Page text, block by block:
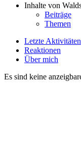
Inhalte von
Beiträge
Themen
Letzte Aktivitäten
Reaktionen
Über mich
Es sind keine